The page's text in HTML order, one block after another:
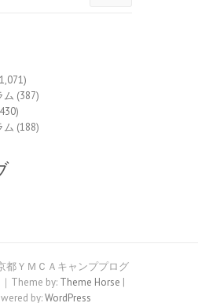
ム (387)
ム (188)
都ＹＭＣＡキャンププログ
Theme by: Theme Horse |
by:WordPress